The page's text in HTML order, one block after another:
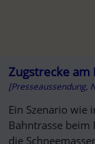
Zugstrecke am
[Presseaussendung,
Ein Szenario wie
Bahntrasse beim
die